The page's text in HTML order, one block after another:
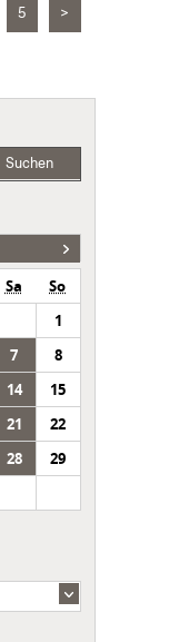
5 >
Suchen
Sa
So
1
7
8
14
15
21
22
28
29